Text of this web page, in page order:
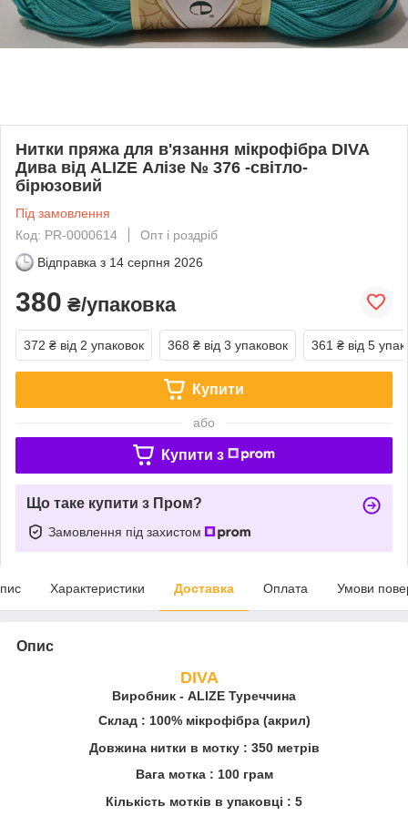
Нитки пряжа для в'язання мікрофібра DIVA
Дива від ALIZE Алізе № 376 -світло-
бірюзовий
Під замовлення
Код: PR-0000614
Опт і роздріб
Відправка з 14 серпня 2026
380 ₴/упаковка
372 ₴ від 2 упаковок 368 ₴ від 3 упаковок 361 ₴ від 5
Купити
або
Купити з
Що таке купити з Пром?
Замовлення під захистом
Характеристики Доставка Оплата Умови
Опис
DIVA
Виробник - ALIZE Туреччина
Склад : 100% мікрофібра (акрил)
Довжина нитки в мотку : 350 метрів
Вага мотка : 100 грам
Кількість мотків в упаковці : 5